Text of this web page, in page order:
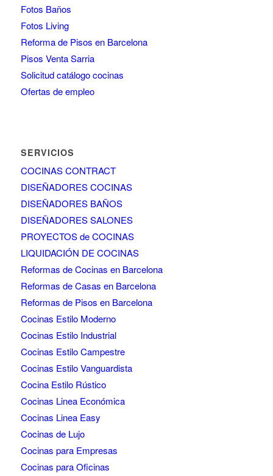
Fotos Baños
Fotos Living
Reforma de Pisos en Barcelona
Pisos Venta Sarria
Solicitud catálogo cocinas
Ofertas de empleo
SERVICIOS
COCINAS CONTRACT
DISEÑADORES COCINAS
DISEÑADORES BAÑOS
DISEÑADORES SALONES
PROYECTOS de COCINAS
LIQUIDACIÓN DE COCINAS
Reformas de Cocinas en Barcelona
Reformas de Casas en Barcelona
Reformas de Pisos en Barcelona
Cocinas Estilo Moderno
Cocinas Estilo Industrial
Cocinas Estilo Campestre
Cocinas Estilo Vanguardista
Cocina Estilo Rústico
Cocinas Linea Económica
Cocinas Linea Easy
Cocinas de Lujo
Cocinas para Empresas
Cocinas para Oficinas